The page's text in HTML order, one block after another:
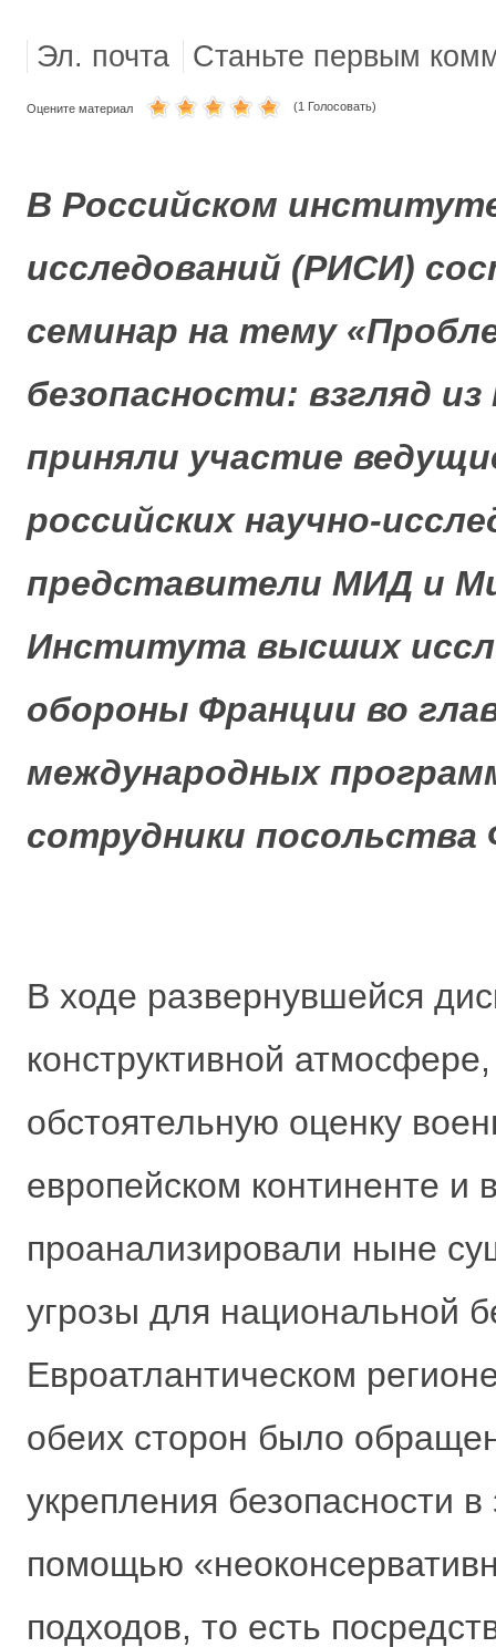
Эл. почта Станьте первым
Оцените материал (1 Голосовать)
В Российском
исследований (РИСИ)
семинар на тему
безопасности: взгляд
приняли участие
российских научно-
представители МИД и
Института высших
обороны Франции во
международных
сотрудники посольства
В ходе развернувшейся
конструктивной
обстоятельную оценку
европейском континенте и
проанализировали ныне
угрозы для национальной
Евроатлантическом
обеих сторон было
укрепления безопасности
помощью
подходов, то есть